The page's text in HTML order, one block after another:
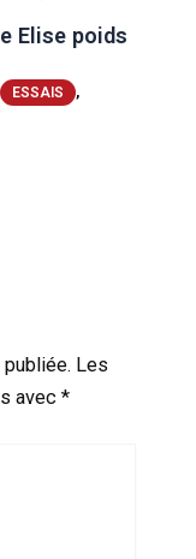
Elise poids
ESSAIS ,
Les
avec *